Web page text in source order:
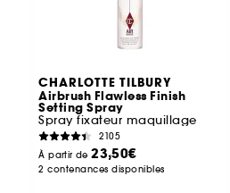
CHARLOTTE TILBURY
Airbrush Flawless Finish
Setting Spray
Spray fixateur maquillage
2105
À partir de23,50€
2 contenances disponibles